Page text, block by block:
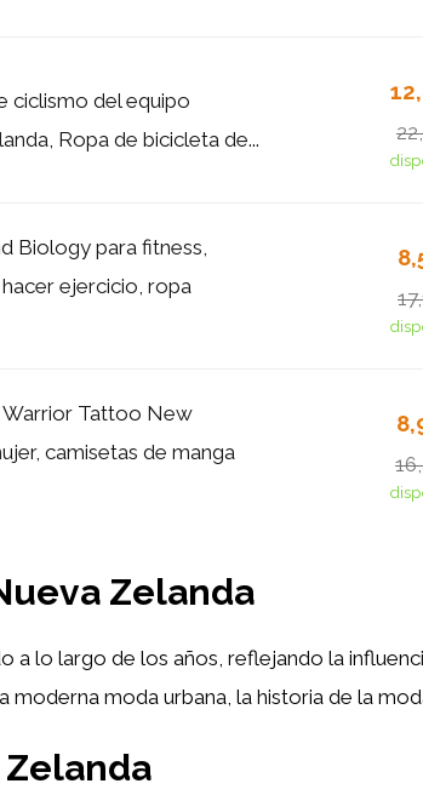
ciclismo del equipo
Ropa de bicicleta de...
Biology para fitness,
ejercicio, ropa
Warrior Tattoo New
camisetas de manga
Zelanda
a lo largo de los años, reflejando la
moda urbana, la historia de la